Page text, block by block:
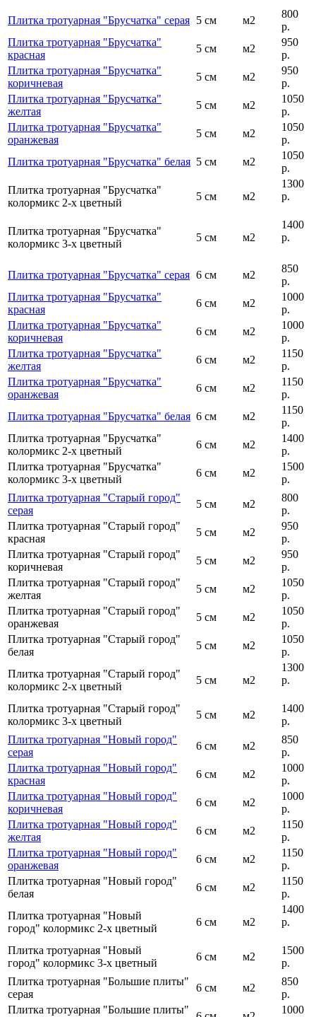
Плитка тротуарная "Брусчатка" серая 5 см м2
800
р.
Плитка тротуарная "Брусчатка"
красная
5 см м2
950
р.
Плитка тротуарная "Брусчатка"
коричневая
5 см м2
950
р.
Плитка тротуарная "Брусчатка"
желтая
5 см м2
1050
р.
Плитка тротуарная "Брусчатка"
оранжевая
5 см м2
1050
р.
Плитка тротуарная "Брусчатка" белая 5 см м2
1050
р.
Плитка тротуарная "Брусчатка"
колормикс 2-х цветный
5 см м2
1300
р.
Плитка тротуарная "Брусчатка"
колормикс 3-х цветный
5 см м2
1400
р.
Плитка тротуарная "Брусчатка" серая 6 см м2
850
р.
Плитка тротуарная "Брусчатка"
красная
6 см м2
1000
р.
Плитка тротуарная "Брусчатка"
коричневая
6 см м2
1000
р.
Плитка тротуарная "Брусчатка"
желтая
6 см м2
1150
р.
Плитка тротуарная "Брусчатка"
оранжевая
6 см м2
1150
р.
Плитка тротуарная "Брусчатка" белая 6 см м2
1150
р.
Плитка тротуарная "Брусчатка"
колормикс 2-х цветный
6 см м2
1400
р.
Плитка тротуарная "Брусчатка"
колормикс 3-х цветный
6 см м2
1500
р.
Плитка тротуарная "Старый город"
серая
5 см м2
800
р.
Плитка тротуарная "Старый город"
красная
5 см м2
950
р.
Плитка тротуарная "Старый город"
коричневая
5 см м2
950
р.
Плитка тротуарная "Старый город"
желтая
5 см м2
1050
р.
Плитка тротуарная "Старый город"
оранжевая
5 см м2
1050
р.
Плитка тротуарная "Старый город"
белая
5 см м2
1050
р.
Плитка тротуарная "Старый город"
колормикс 2-х цветный
5 см м2
1300
р.
Плитка тротуарная "Старый город"
колормикс 3-х цветный
5 см м2
1400
р.
Плитка тротуарная "Новый город"
серая
6 см м2
850
р.
Плитка тротуарная "Новый город"
красная
6 см м2
1000
р.
Плитка тротуарная "Новый город"
коричневая
6 см м2
1000
р.
Плитка тротуарная "Новый город"
желтая
6 см м2
1150
р.
Плитка тротуарная "Новый город"
оранжевая
6 см м2
1150
р.
Плитка тротуарная "Новый город"
белая
6 см м2
1150
р.
Плитка тротуарная "Новый
город" колормикс 2-х цветный
6 см м2
1400
р.
Плитка тротуарная "Новый
город" колормикс 3-х цветный
6 см м2
1500
р.
Плитка тротуарная "Большие плиты"
серая
6 см м2
850
р.
Плитка тротуарная "Большие плиты"
1000